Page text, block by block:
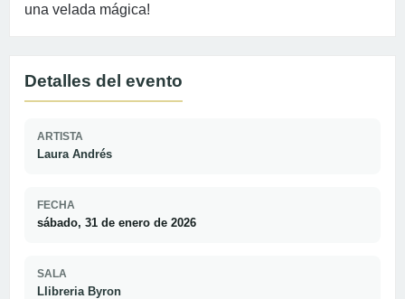
una velada mágica!
Detalles del evento
ARTISTA
Laura Andrés
FECHA
sábado, 31 de enero de 2026
SALA
Llibreria Byron